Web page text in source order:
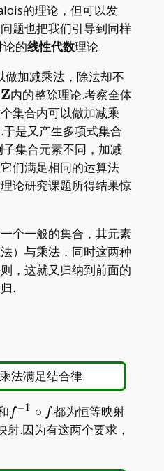
的理论，但可以发
题也把我们引导到同样
论的线性代数理论.
做加减乘法，除法却不
\mathbf{Z}
Z内的整除理论.考察全体
集合内可以做加减乘
是又产生多项式集合
集合元素不同，加减
们满足相同的运算法
论研究课题所得结果惊
个一般的集合，其元素
）与乘法，同时这两种
，这就又归纳到前面的
.
法满足结合律.
f^{-1}\circ
f
f−1 ∘ f都为恒等映射
射.因为有这两个要求，